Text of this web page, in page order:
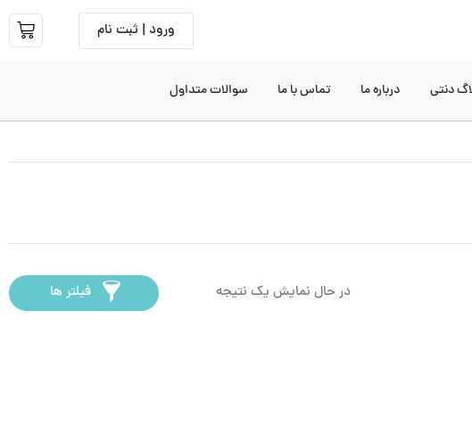
ورود | ثبت نام
دنتی درباره ما تماس با ما سوالات متداول
در حال نمایش یک نتیجه فیلتر ها